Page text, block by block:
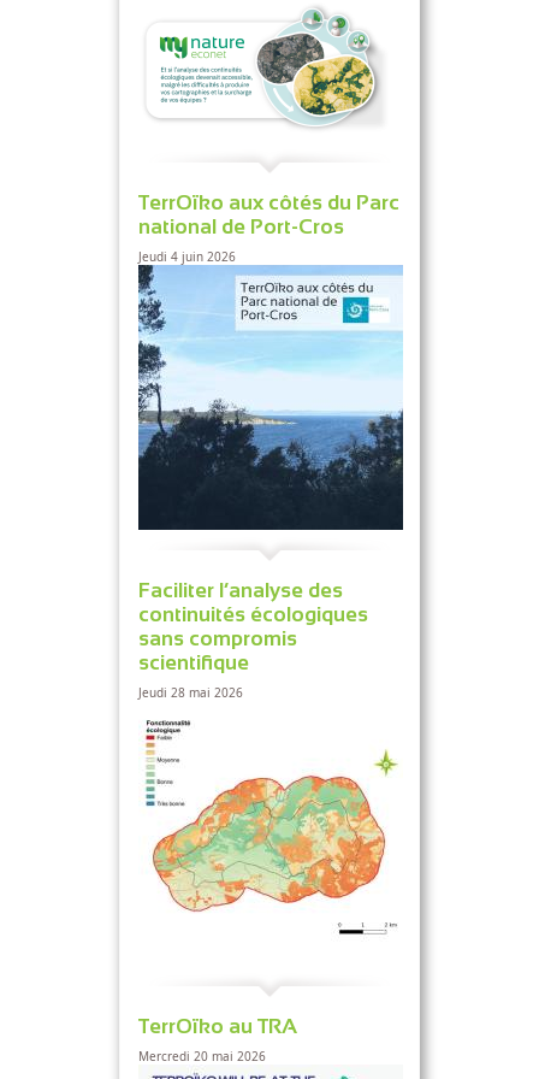
TerrOïko aux côtés du Parc
national de Port-Cros
Jeudi 4 juin 2026
Faciliter l’analyse des
continuités écologiques
sans compromis
scientifique
Jeudi 28 mai 2026
TerrOïko au TRA
Mercredi 20 mai 2026